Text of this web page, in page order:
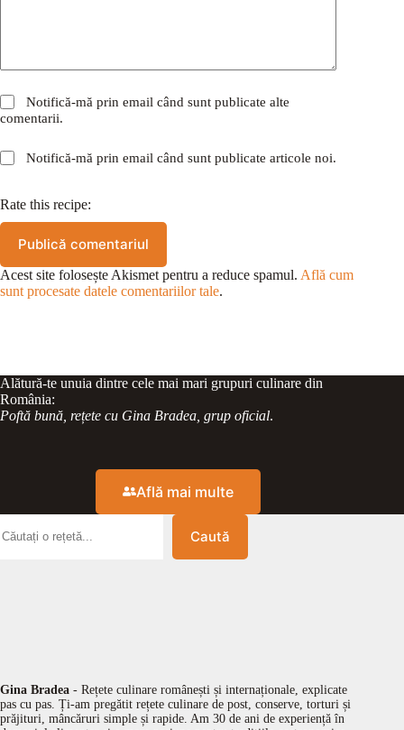
Notifică-mă prin email când sunt publicate alte
comentarii.
Notifică-mă prin email când sunt publicate articole noi.
Rate this recipe:
Publică comentariul
Acest site folosește Akismet pentru a reduce spamul. Află cum
sunt procesate datele comentariilor tale.
Alătură-te unuia dintre cele mai mari grupuri culinare din
România:
Poftă bună, rețete cu Gina Bradea, grup oficial.
Află mai multe
Caută
Gina Bradea - Rețete culinare românești și internaționale, explicate
pas cu pas. Ți-am pregătit rețete culinare de post, conserve, torturi și
prăjituri, mâncăruri simple și rapide. Am 30 de ani de experiență în